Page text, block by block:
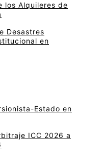
los Alquileres de
Desastres
en
Estado en
ICC 2026 a